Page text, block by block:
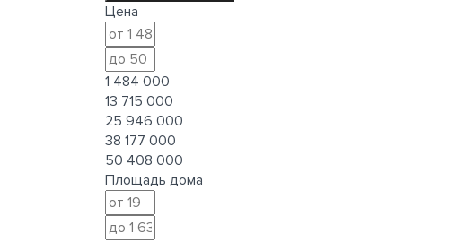
Цена
1 484 000
13 715 000
25 946 000
38 177 000
50 408 000
Площадь дома